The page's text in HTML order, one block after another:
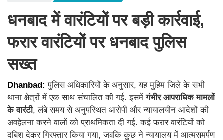
धनबाद में वारंटियों पर बड़ी कार्रवाई,
फरार वारंटियों पर धनबाद पुलिस
सख्त
Dhanbad:पुलिस अधिकारियों के अनुसार, यह मुहिम जिले के सभी
थाना क्षेत्रों में एक साथ संचालित की गई. इसमेंगंभीर आपराधिक मामलों
के वारंटी, लंबे समय से अनुपस्थित आरोपी और न्यायालयीन आदेशों की
अवहेलना करने वालों को प्राथमिकता दी गई. कई फरार वारंटियों को
दबिश देकर गिरफ्तार किया गया, जबकि कुछ ने न्यायालय में आत्मसमर्पण